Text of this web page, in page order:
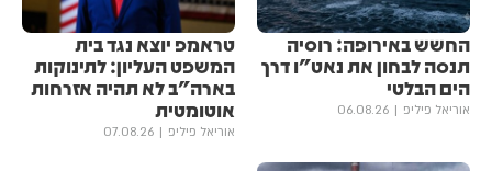
החשש באירופה: רוסיה
תנסה לבחון את נאט"ו דרך
הים הבלטי
אוריאל פיליפ 06.08.26
טראמפ יוצא נגד בית
המשפט העליון: לתינוקות
בארה"ב לא תהיה אזרחות
אוטומטית
אוריאל פיליפ 07.08.26